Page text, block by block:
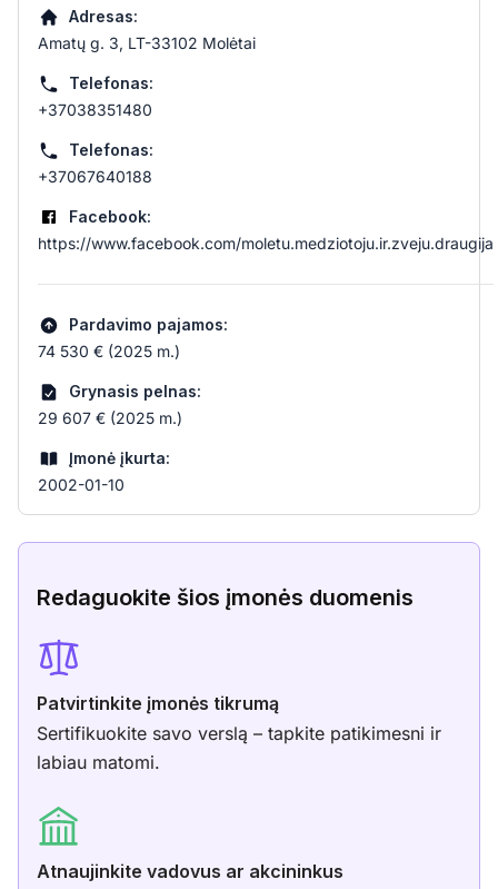
Adresas:
Amatų g. 3, LT-33102 Molėtai
Telefonas:
+37038351480
Telefonas:
+37067640188
Facebook:
https://www.facebook.com/moletu.medziotoju.ir.zveju.draugija
Pardavimo pajamos:
74 530 € (2025 m.)
Grynasis pelnas:
29 607 € (2025 m.)
Įmonė įkurta:
2002-01-10
Redaguokite šios įmonės duomenis
Patvirtinkite įmonės tikrumą
Sertifikuokite savo verslą – tapkite patikimesni ir
labiau matomi.
Atnaujinkite vadovus ar akcininkus